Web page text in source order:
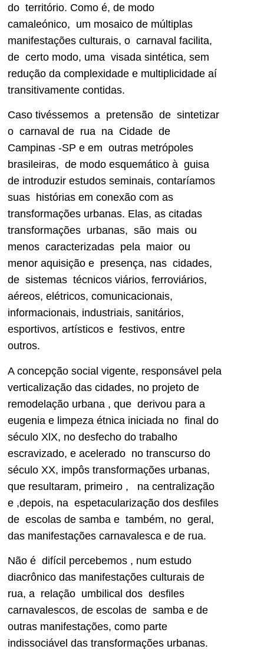
do território. Como é, de modo
camaleónico, um mosaico de múltiplas
manifestações culturais, o carnaval facilita,
de certo modo, uma visada sintética, sem
redução da complexidade e multiplicidade aí
transitivamente contidas.
Caso tivéssemos a pretensão de sintetizar
o carnaval de rua na Cidade de
Campinas -SP e em outras metrópoles
brasileiras, de modo esquemático à guisa
de introduzir estudos seminais, contaríamos
suas histórias em conexão com as
transformações urbanas. Elas, as citadas
transformações urbanas, são mais ou
menos caracterizadas pela maior ou
menor aquisição e presença, nas cidades,
de sistemas técnicos viários, ferroviários,
aéreos, elétricos, comunicacionais,
informacionais, industriais, sanitários,
esportivos, artísticos e festivos, entre
outros.
A concepção social vigente, responsável pela
verticalização das cidades, no projeto de
remodelação urbana , que derivou para a
eugenia e limpeza étnica iniciada no final do
século XlX, no desfecho do trabalho
escravizado, e acelerado no transcurso do
século XX, impôs transformações urbanas,
que resultaram, primeiro , na centralização
e ,depois, na espetacularização dos desfiles
de escolas de samba e também, no geral,
das manifestações carnavalesca e de rua.
Não é difícil percebemos , num estudo
diacrônico das manifestações culturais de
rua, a relação umbilical dos desfiles
carnavalescos, de escolas de samba e de
outras manifestações, como parte
indissociável das transformações urbanas.